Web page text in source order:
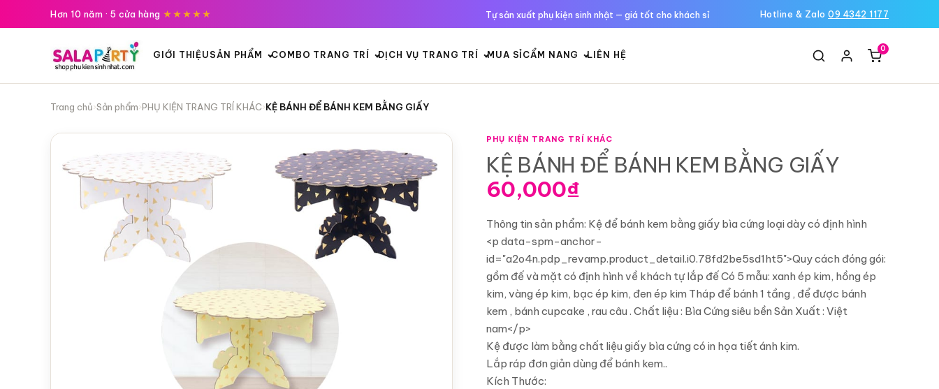
nội
Hơn 10 năm · 5 cửa hàng ★★★★★ Tự sản xuất phụ kiện sinh nhật — giá tốt cho khách sỉ Hotline & Zalo 09 4342 1177
GIỚI THIỆUSẢN PHẨM COMBO TRANG TRÍ DỊCH VỤ TRANG TRÍ MUA SỈCẨM NANG LIÊN HỆ
0
Trang chủ›Sản phẩm›PHỤ KIỆN TRANG TRÍ KHÁC›KỆ BÁNH ĐỂ BÁNH KEM BẰNG GIẤY
PHỤ KIỆN TRANG TRÍ KHÁC
KỆ BÁNH ĐỂ BÁNH KEM BẰNG GIẤY
60,000₫
Thông tin sản phẩm: Kệ để bánh kem bằng giấy bìa cứng loại dày có định hình
<p data-spm-anchor-
id="a2o4n.pdp_revamp.product_detail.i0.78fd2be5sd1ht5">Quy cách đóng gói:
gồm đế và mặt có định hình về khách tự lắp đế Có 5 mẫu: xanh ép kim, hồng ép
kim, vàng ép kim, bạc ép kim, đen ép kim Tháp để bánh 1 tầng , để được bánh
kem , bánh cupcake , rau câu . Chất liệu : Bìa Cứng siêu bền Sản Xuất : Việt
nam</p>
Kệ được làm bằng chất liệu giấy bìa cứng có in họa tiết ánh kim.
Lắp ráp đơn giản dùng để bánh kem..
Kích Thước: